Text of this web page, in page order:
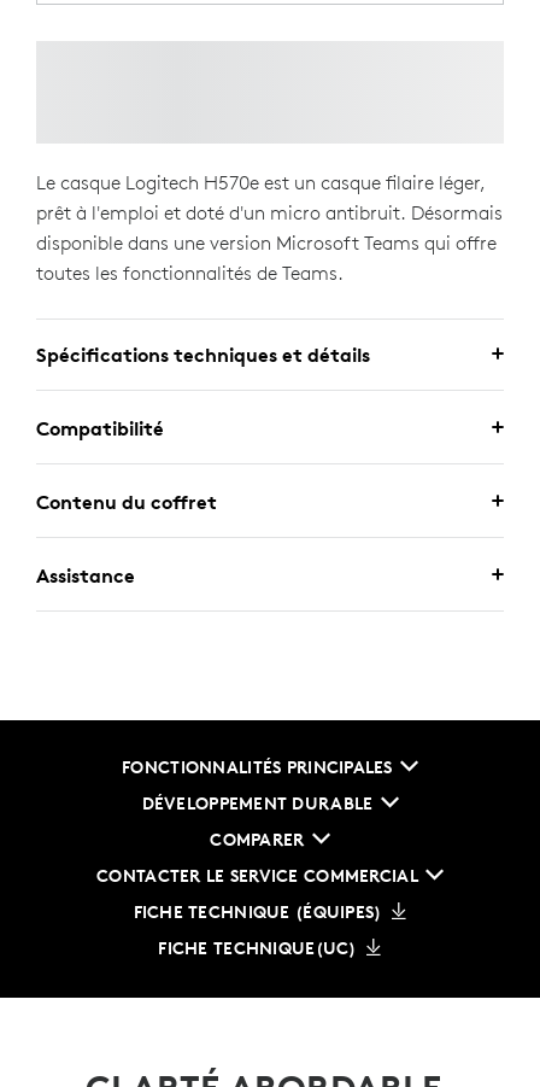
Le casque Logitech H570e est un casque filaire léger,
prêt à l'emploi et doté d'un micro antibruit. Désormais
disponible dans une version Microsoft Teams qui offre
toutes les fonctionnalités de Teams.
Spécifications techniques et détails
Compatibilité
Contenu du coffret
Assistance
FONCTIONNALITÉS PRINCIPALES
DÉVELOPPEMENT DURABLE
COMPARER
CONTACTER LE SERVICE COMMERCIAL
FICHE TECHNIQUE (ÉQUIPES)
FICHE TECHNIQUE(UC)